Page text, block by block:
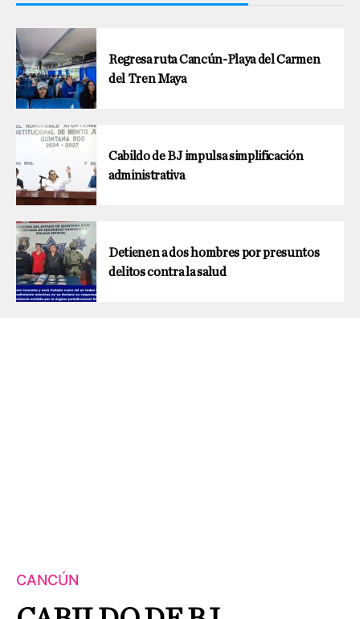
Regresa ruta Cancún-Playa del Carmen
del Tren Maya
Cabildo de BJ impulsa simplificación
administrativa
Detienen a dos hombres por presuntos
delitos contra la salud
CANCÚN